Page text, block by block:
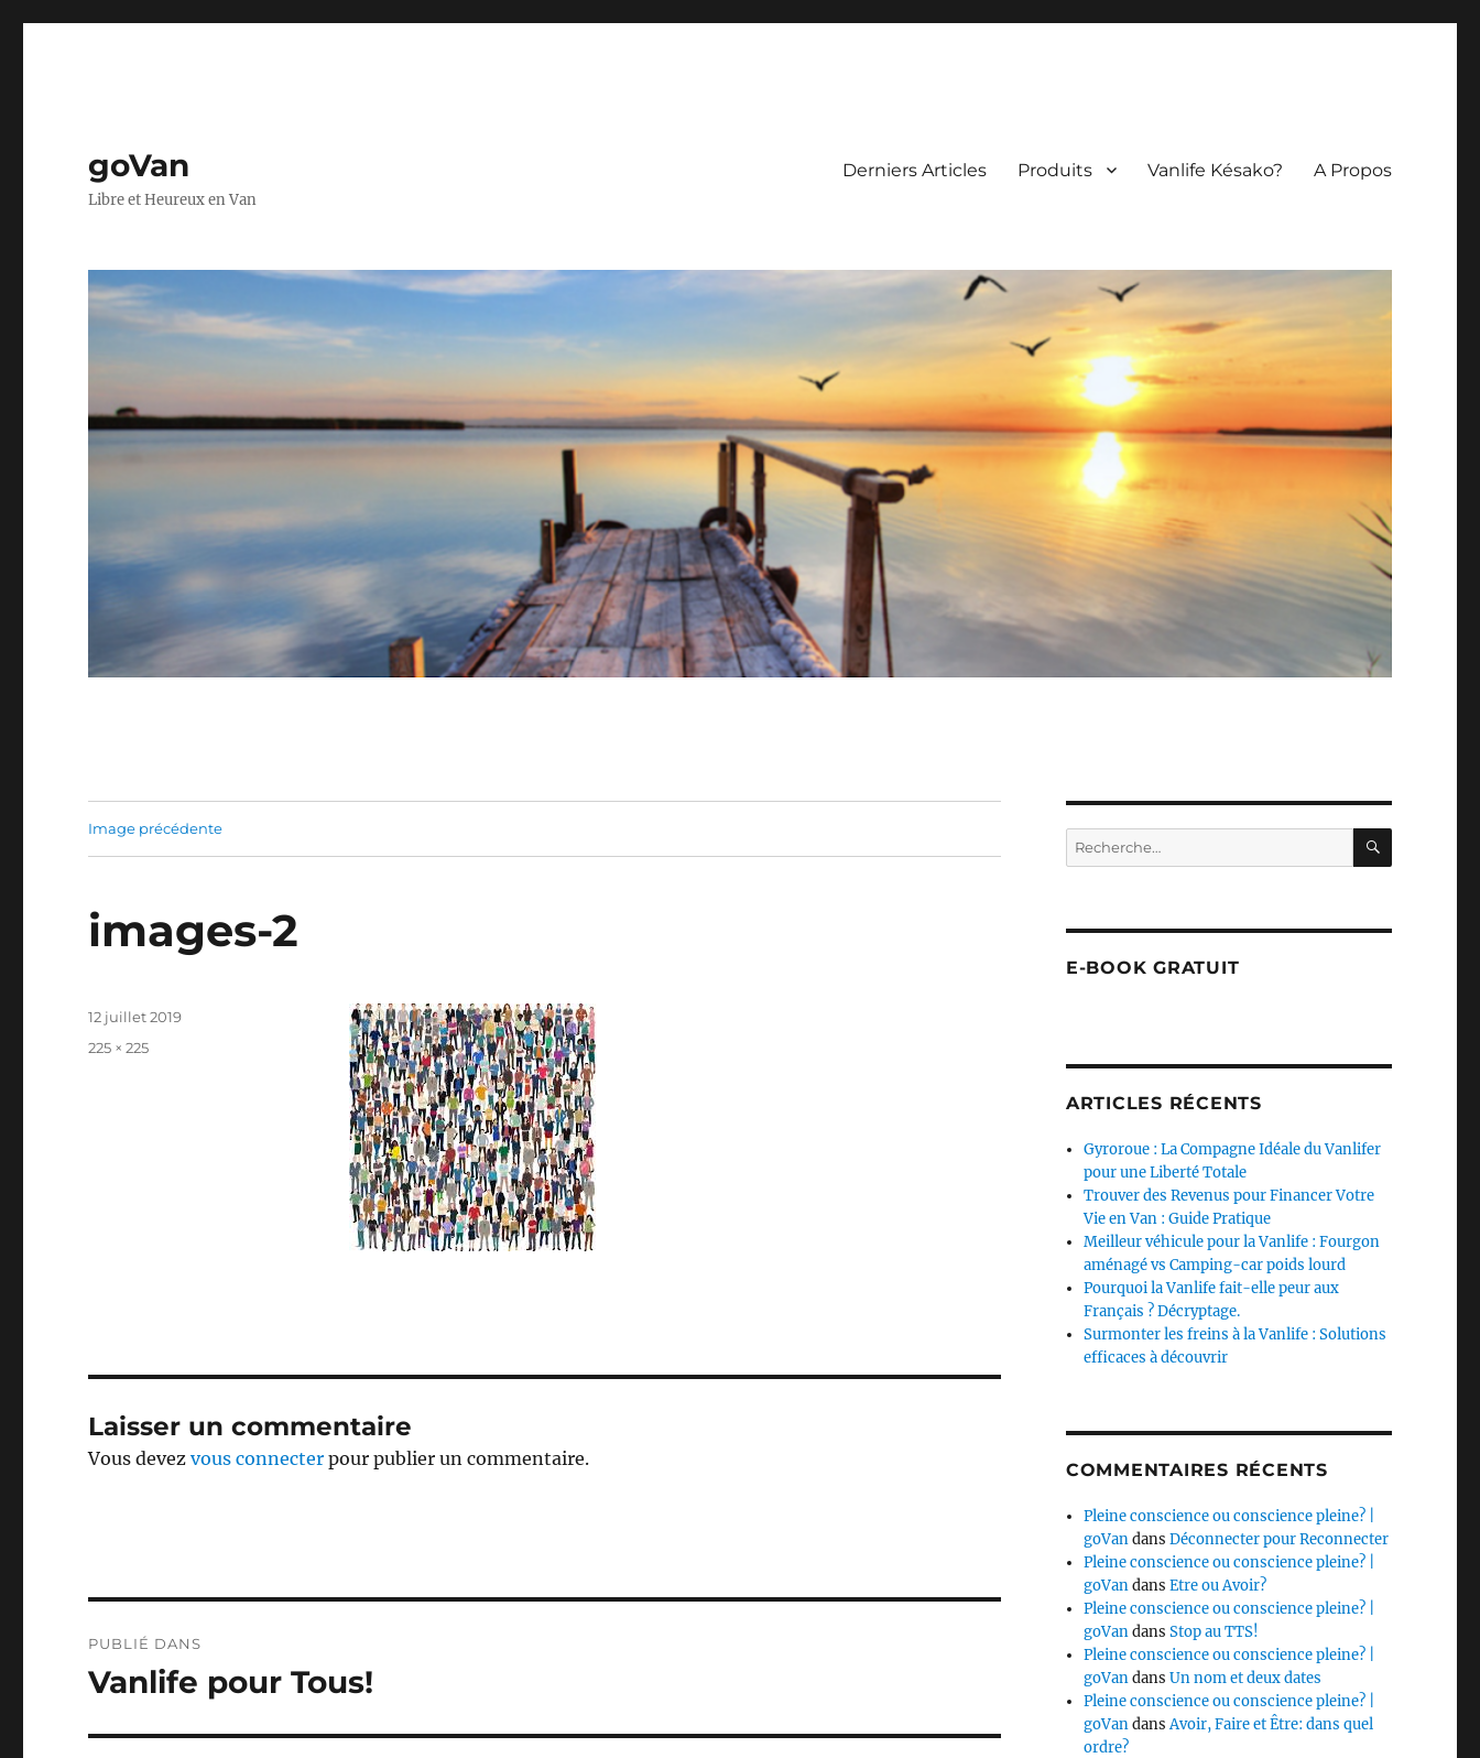
goVan
Libre et Heureux en Van
Derniers Articles Produits Vanlife Késako? A Propos
Image précédente
images-2
Publié
12 juillet 2019
Taille
225 × 225
Laisser un commentaire
Vous devezvous connecter pour publier un commentaire.
de
PUBLIÉ DANS
Vanlife pour Tous!
Recherche
pour :
E-BOOK GRATUIT
ARTICLES RÉCENTS
Gyroroue : La Compagne Idéale du Vanlifer
pour une Liberté Totale
Trouver des Revenus pour Financer Votre
Vie en Van : Guide Pratique
Meilleur véhicule pour la Vanlife : Fourgon
aménagé vs Camping-car poids lourd
Pourquoi la Vanlife fait-elle peur aux
Français ? Décryptage.
Surmonter les freins à la Vanlife : Solutions
efficaces à découvrir
COMMENTAIRES RÉCENTS
Pleine conscience ou conscience pleine? |
goVandansDéconnecter pour Reconnecter
Pleine conscience ou conscience pleine? |
goVandansEtre ou Avoir?
Pleine conscience ou conscience pleine? |
goVandansStop au TTS!
Pleine conscience ou conscience pleine? |
goVandansUn nom et deux dates
Pleine conscience ou conscience pleine? |
goVandansAvoir, Faire et Être: dans quel
ordre?